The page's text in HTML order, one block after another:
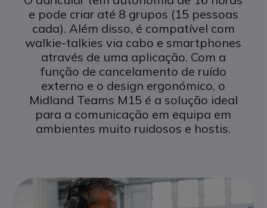
e pode criar até 8 grupos (15 pessoas
cada). Além disso, é compatível com
walkie-talkies via cabo e smartphones
através de uma aplicação. Com a
função de cancelamento de ruído
externo e o design ergonómico, o
Midland Teams M15 é a solução ideal
para a comunicação em equipa em
ambientes muito ruidosos e hostis.